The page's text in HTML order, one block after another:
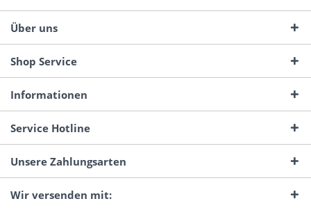
Über uns
Shop Service
Informationen
Service Hotline
Unsere Zahlungsarten
Wir versenden mit: